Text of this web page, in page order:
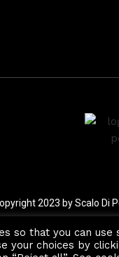
2023 by Scalo Di
so that you can
your choices by